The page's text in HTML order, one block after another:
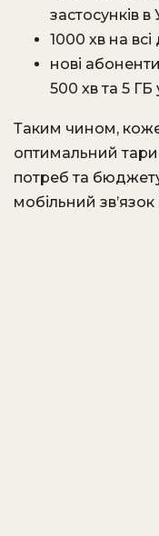
застосунків в
1000 хв на всі
нові
500 хв та 5 ГБ
Таким чином,
оптимальний
потреб та
мобільний зв’язок